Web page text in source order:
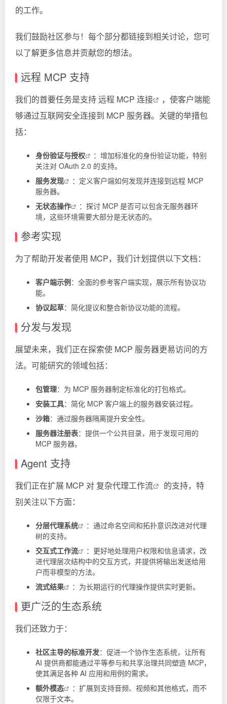
的工作。
我们鼓励社区参与！每个部分都链接到相关讨论，您可
以了解更多信息并贡献您的想法。
远程 MCP 支持
我们的首要任务是支持远程 MCP 连接
，使客户端能
够通过互联网安全连接到 MCP 服务器。关键的举措包
括：
身份验证与授权
：增加标准化的身份验证功能，特别
关注对 OAuth 2.0 的支持。
服务发现
：定义客户端如何发现并连接到远程 MCP
服务器。
无状态操作
：探讨 MCP 是否可以包含无服务器环
境，这些环境需要大部分是无状态的。
参考实现
为了帮助开发者使用 MCP，我们计划提供以下文档：
客户端示例：全面的参考客户端实现，展示所有协议功
能。
协议起草：简化提议和整合新协议功能的流程。
分发与发现
展望未来，我们正在探索使 MCP 服务器更易访问的方
法。可能研究的领域包括：
包管理：为 MCP 服务器制定标准化的打包格式。
安装工具：简化 MCP 客户端上的服务器安装过程。
沙箱：通过服务器隔离提升安全性。
服务器注册表：提供一个公共目录，用于发现可用的
MCP 服务器。
Agent 支持
我们正在扩展 MCP 对 复杂代理工作流
的支持，特
别关注以下方面：
分层代理系统
：通过命名空间和拓扑意识改进对代理
树的支持。
交互式工作流
：更好地处理用户权限和信息请求，改
进代理层次结构中的交互方式，并提供将输出发送给用
户而非模型的方法。
流式结果
：为长期运行的代理操作提供实时更新。
更广泛的生态系统
我们还致力于：
社区主导的标准开发：促进一个协作生态系统，让所有
AI 提供商都能通过平等参与和共享治理共同塑造 MCP，
使其满足各种 AI 应用和用例的需求。
额外模态
：扩展到支持音频、视频和其他格式，而不
仅限于文本。